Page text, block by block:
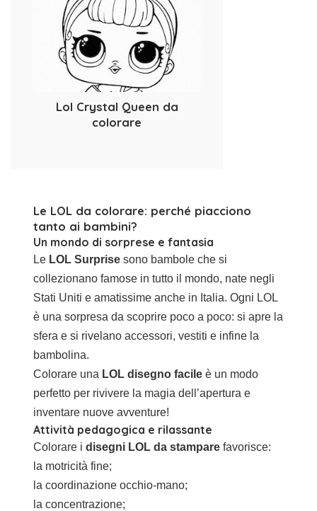
Lol Crystal Queen da
colorare
Le LOL da colorare: perché piacciono
tanto ai bambini?
Un mondo di sorprese e fantasia
Le LOL Surprise sono bambole che si
collezionano famose in tutto il mondo, nate negli
Stati Uniti e amatissime anche in Italia. Ogni LOL
è una sorpresa da scoprire poco a poco: si apre la
sfera e si rivelano accessori, vestiti e infine la
bambolina.
Colorare una LOL disegno facile è un modo
perfetto per rivivere la magia dell’apertura e
inventare nuove avventure!
Attività pedagogica e rilassante
Colorare i disegni LOL da stampare favorisce:
la motricità fine;
la coordinazione occhio-mano;
la concentrazione;